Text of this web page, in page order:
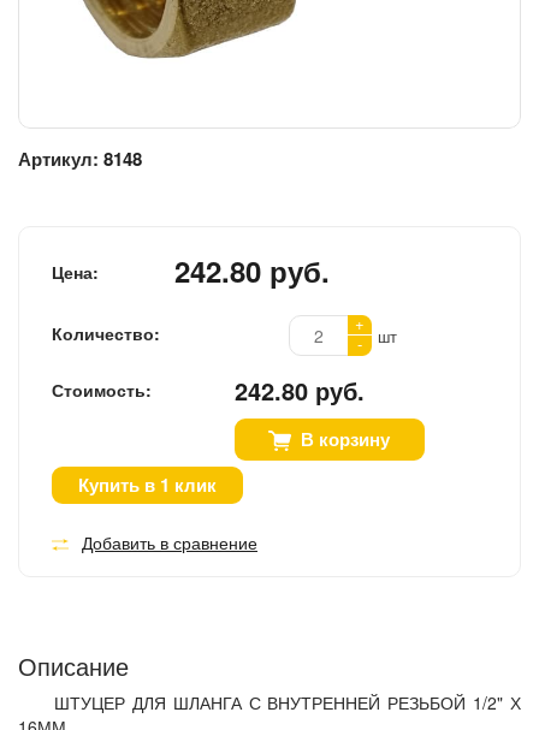
Артикул: 8148
Цена: 242.80 руб.
Количество:
+
-
шт
Стоимость: 242.80 руб.
В корзину
Купить в 1 клик
Добавить в сравнение
Описание
ШТУЦЕР ДЛЯ ШЛАНГА С ВНУТРЕННЕЙ РЕЗЬБОЙ 1/2" Х